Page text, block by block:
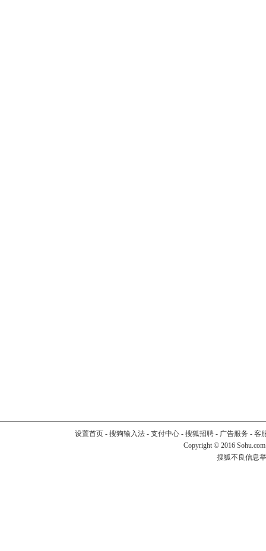
设置首页- 搜狗输入法- 支付中心- 搜狐招聘- 广告服务 - 客
Copyright © 2016
搜狐不良信息